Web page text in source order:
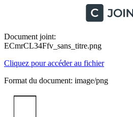
Document joint:
ECmrCL34Ffv_sans_titre.png
Cliquez pour accéder au fichier
Format du document: image/png